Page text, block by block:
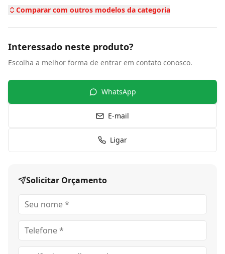
Comparar com outros modelos da categoria
Interessado neste produto?
Escolha a melhor forma de entrar em contato conosco.
WhatsApp
E-mail
Ligar
Solicitar Orçamento